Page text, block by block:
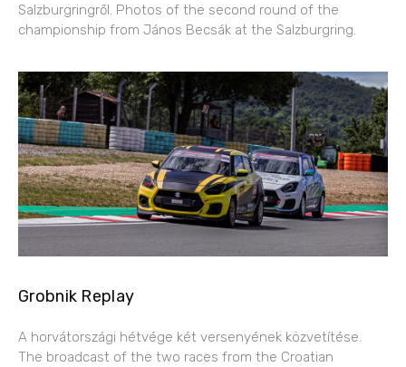
Salzburgringről. Photos of the second round of the
championship from János Becsák at the Salzburgring.
Grobnik Replay
A horvátországi hétvége két versenyének közvetítése.
The broadcast of the two races from the Croatian